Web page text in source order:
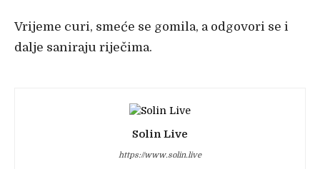
Vrijeme curi, smeće se gomila, a odgovori se i
dalje saniraju riječima.
Solin Live
https://www.solin.live